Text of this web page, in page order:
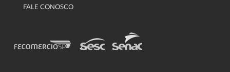
FALE CONOSCO